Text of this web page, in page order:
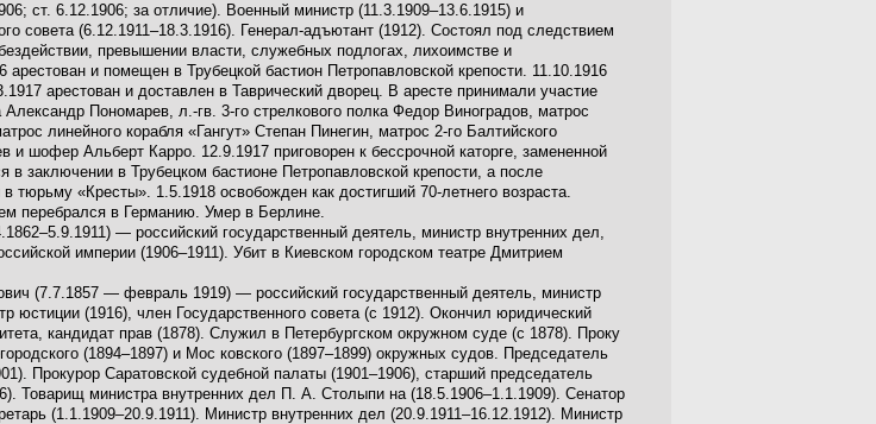
ст. 6.12.1906; за отличие). Военный министр (11.3.1909–13.6.1915) и
совета (6.12.1911–18.3.1916). Генерал-адъютант (1912). Состоял под следствием
превышении власти, служебных подлогах, лихоимстве и
арестован и помещен в Трубецкой бастион Петропавловской крепости. 11.10.1916
арестован и доставлен в Таврический дворец. В аресте принимали участие
Пономарев, л.-гв. 3-го стрелкового полка Федор Виноградов, матрос
линейного корабля «Гангут» Степан Пинегин, матрос 2-го Балтийского
и шофер Альберт Карро. 12.9.1917 приговорен к бессрочной каторге, замененной
заключении в Трубецком бастионе Петропавловской крепости, а после
тюрьму «Кресты». 1.5.1918 освобожден как достигший 70-летнего возраста.
перебрался в Германию. Умер в Берлине.
— российский государственный деятель, министр внутренних дел,
империи (1906–1911). Убит в Киевском городском театре Дмитрием
(7.7.1857 — февраль 1919) — российский государственный деятель, министр
юстиции (1916), член Государственного совета (с 1912). Окончил юридический
кандидат прав (1878). Служил в Петербургском окружном суде (с 1878). Проку
(1894–1897) и Мос ковского (1897–1899) окружных судов. Председатель
Прокурор Саратовской судебной палаты (1901–1906), старший председатель
Товарищ министра внутренних дел П. А. Столыпи на (18.5.1906–1.1.1909). Сенатор
(1.1.1909–20.9.1911). Министр внутренних дел (20.9.1911–16.12.1912). Министр